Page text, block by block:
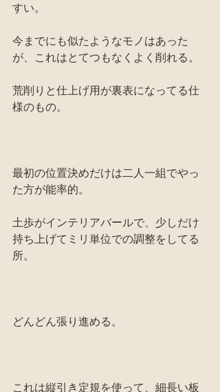
すい。
今までにも似たようなモノはあった
が、これはとてつもなくよく削れる。
荒削りと仕上げ用が裏表になってる仕
様のもの。
最初の位置決めだけは二人一組でやっ
た方が能率的。
土歩がインテリアバールで、少しだけ
持ち上げてミリ単位での調整をしてる
所。
どんどん張り進める。
これは縦引き定規を使って、細長い板